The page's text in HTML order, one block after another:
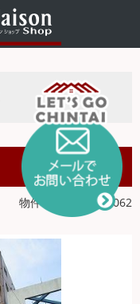
物件ID:200000000062